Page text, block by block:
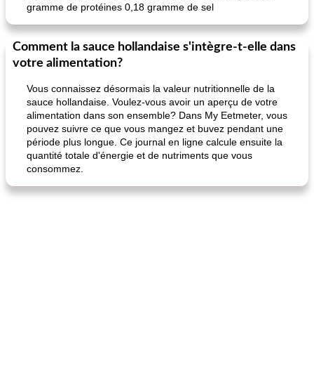
gramme de protéines 0,18 gramme de sel
Comment la sauce hollandaise s'intègre-t-elle dans
votre alimentation?
Vous connaissez désormais la valeur nutritionnelle de la
sauce hollandaise. Voulez-vous avoir un aperçu de votre
alimentation dans son ensemble? Dans My Eetmeter, vous
pouvez suivre ce que vous mangez et buvez pendant une
période plus longue. Ce journal en ligne calcule ensuite la
quantité totale d'énergie et de nutriments que vous
consommez.